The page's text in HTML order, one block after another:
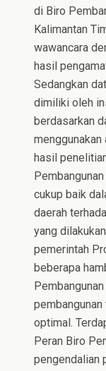
di Biro
Kalimantan
wawancara
hasil
Sedangkan
dimiliki oleh
berdasarkan
hasil
cukup baik
daerah
yang
pemerintah
beberapa
optimal.
Peran Biro
pengendalian